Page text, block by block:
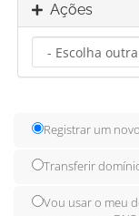
Ações
Registrar um
Transferir
Vou usar o meu